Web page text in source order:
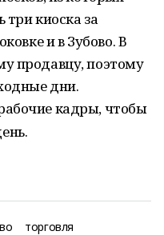
три киоска за
и в Зубово. В
продавцу, поэтому
дни.
кадры, чтобы
торговля